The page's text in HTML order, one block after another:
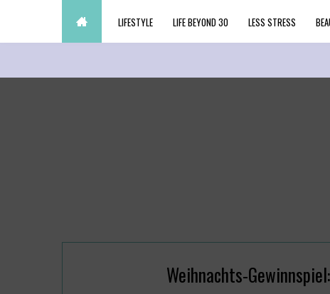
LIFESTYLE LIFE BEYOND 30 LESS STRESS
Weihnachts-